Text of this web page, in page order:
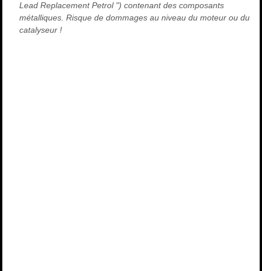
Lead Replacement Petrol ") contenant des composants
métalliques. Risque de dommages au niveau du moteur ou du
catalyseur !